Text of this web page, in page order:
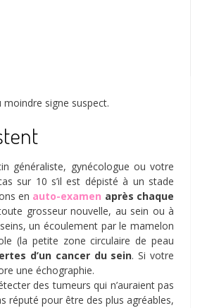
signe suspect.
généraliste, gynécologue ou votre
sur 10 s’il est dépisté à un stade
en auto-examen après chaque
grosseur nouvelle, au sein ou à
un écoulement par le mamelon
(la petite zone circulaire de peau
d’un cancer du sein. Si votre
une échographie.
des tumeurs qui n’auraient pas
réputé pour être des plus agréables,